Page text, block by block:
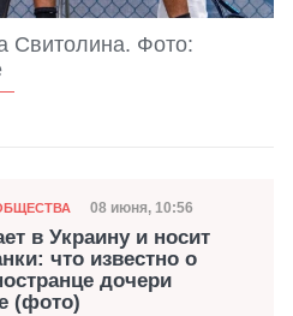
Свитолина. Фото:
Дата публикации
08 июня, 10:56
в Украину и носит
что известно о
дочери
(фото)